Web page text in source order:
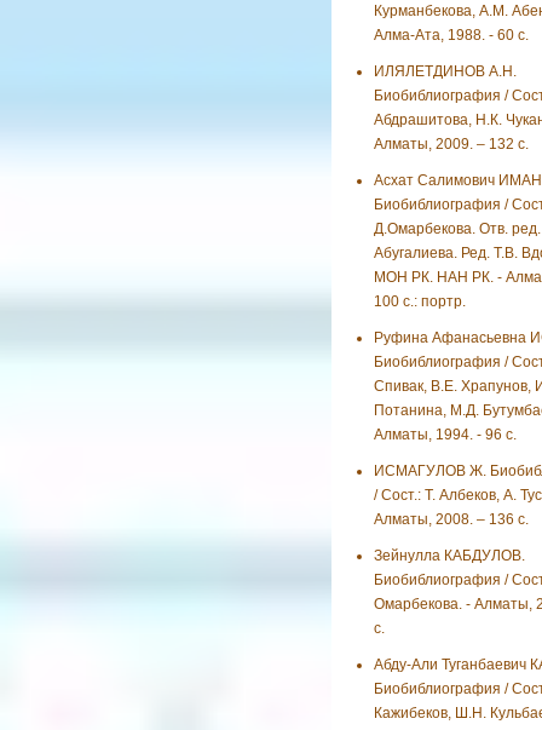
Курманбекова, А.М.
Алма-Ата, 1988. - 60 с.
ИЛЯЛЕТДИНОВ А.Н.
Биобиблиография /
Абдрашитова, Н.К.
Алматы, 2009. – 132 с.
Асхат Салимович
Биобиблиография /
Д.Омарбекова. Отв.
Абугалиева. Ред. Т.В.
МОН РК. НАН РК. -
100 с.: портр.
Руфина Афанасьевна
Биобиблиография /
Спивак, В.Е. Храпунов,
Потанина, М.Д.
Алматы, 1994. - 96 с.
ИСМАГУЛОВ Ж.
/ Сост.: Т. Албеков, А.
Алматы, 2008. – 136 с.
Зейнулла КАБДУЛОВ.
Биобиблиография /
Омарбекова. - Алматы,
с.
Абду-Али Туганбаевич
Биобиблиография /
Кажибеков, Ш.Н.